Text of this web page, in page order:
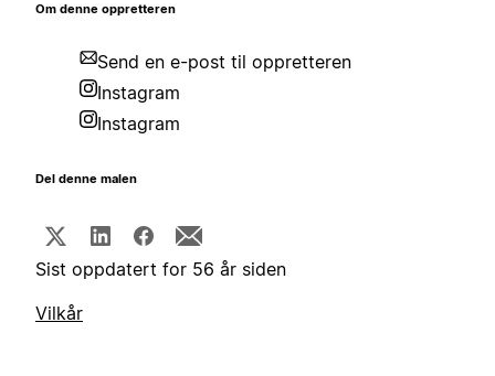
Om denne oppretteren
Send en e-post til oppretteren
Instagram
Instagram
Del denne malen
Sist oppdatert for 56 år siden
Vilkår